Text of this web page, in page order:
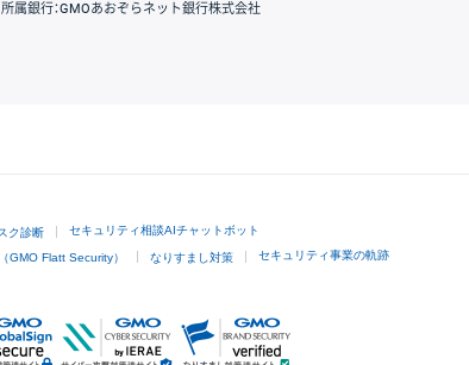
属銀行：GMOあおぞらネット銀行株式会社
ク診断 セキュリティ相談AIチャットボット
GMO Flatt Security） なりすまし対策 セキュリティ事業の軌跡